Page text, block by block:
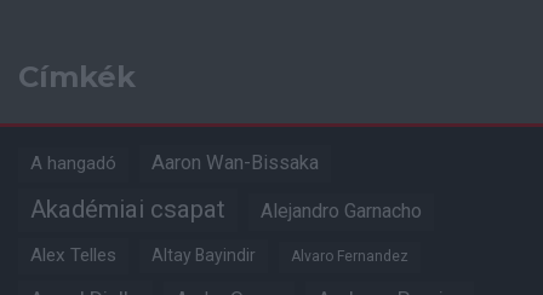
Címkék
A hangadó Aaron Wan-Bissaka
Akadémiai csapat Alejandro Garnacho
Alex Telles Altay Bayindir Alvaro Fernandez